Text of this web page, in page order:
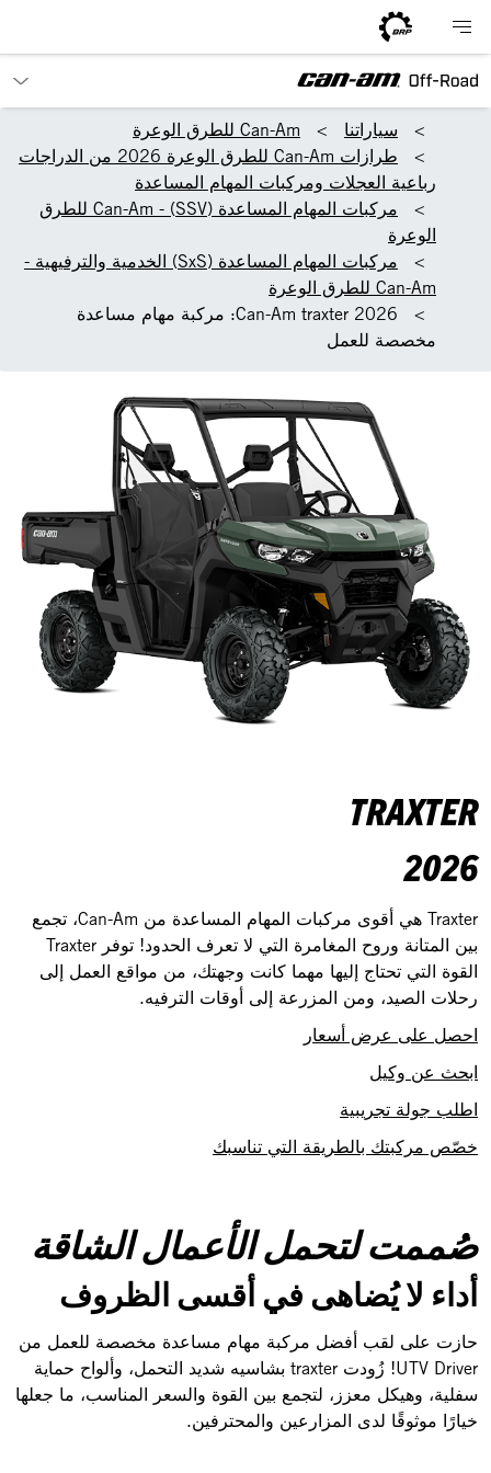
سياراتنا
Can-Am للطرق الوعرة
طرازات Can-Am للطرق الوعرة 2026 من الدراجات
رباعية العجلات ومركبات المهام المساعدة
مركبات المهام المساعدة (SSV) - Can-Am للطرق
الوعرة
مركبات المهام المساعدة (SxS) الخدمية والترفيهية -
Can-Am للطرق الوعرة
2026 Can-Am traxter: مركبة مهام مساعدة
مخصصة للعمل
TRAXTER
2026
Traxter هي أقوى مركبات المهام المساعدة من Can-Am، تجمع
بين المتانة وروح المغامرة التي لا تعرف الحدود! توفر Traxter
القوة التي تحتاج إليها مهما كانت وجهتك، من مواقع العمل إلى
رحلات الصيد، ومن المزرعة إلى أوقات الترفيه.
احصل على عرض أسعار
ابحث عن وكيل
اطلب جولة تجريبية
خصّص مركبتك بالطريقة التي تناسبك
صُممت لتحمل الأعمال الشاقة
أداء لا يُضاهى في أقسى الظروف
حازت على لقب أفضل مركبة مهام مساعدة مخصصة للعمل من
UTV Driver! زُودت traxter بشاسيه شديد التحمل، وألواح حماية
سفلية، وهيكل معزز، لتجمع بين القوة والسعر المناسب، ما جعلها
خيارًا موثوقًا لدى المزارعين والمحترفين.